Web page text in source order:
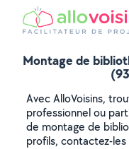
Montage de
Avec AlloVoisins,
professionnel ou
de montage de
profils, contactez-